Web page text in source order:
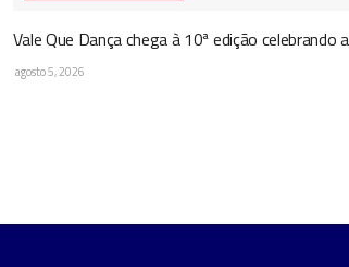
Vale Que Dança chega à 10ª edição
agosto 5, 2026